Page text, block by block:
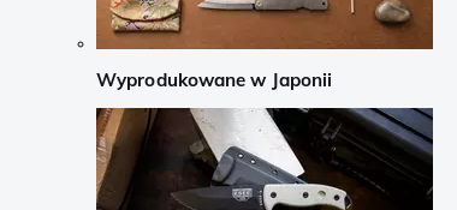
Wyprodukowane w Japonii